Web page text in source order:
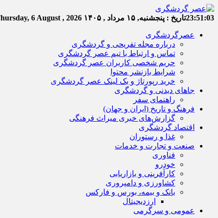
23:51:04تاریخ : پنجشنبه, ۱۵ مرداد , ۱۴۰۵ 6 August , 2026
عصرگردشگری
درباره مجله تفریحی و گردشگری
تماس و ارتباط با تیم عصر گردشگری
حریم شخصی کاربران عصر گردشگری
شرایط بازنشر محتوا
خرید رپورتاژ و بک لینک عصر گردشگری
جاهای دیدنی و گردشگری
راهنمای سفر
فرهنگ و تاریخ (ایران و جهان)
گزارش‌های خبری میراث فرهنگی
اقتصاد گردشگری
غذا و رستوران
صنعت و تجارت و خدمات
فناوری
خودرو
کارآفرینی و بازاریابی
کشاورزی و دامپروری
بانک و بیمه، بورس و فارکس
ارزدیجیتال
عمومی و سرگرمی